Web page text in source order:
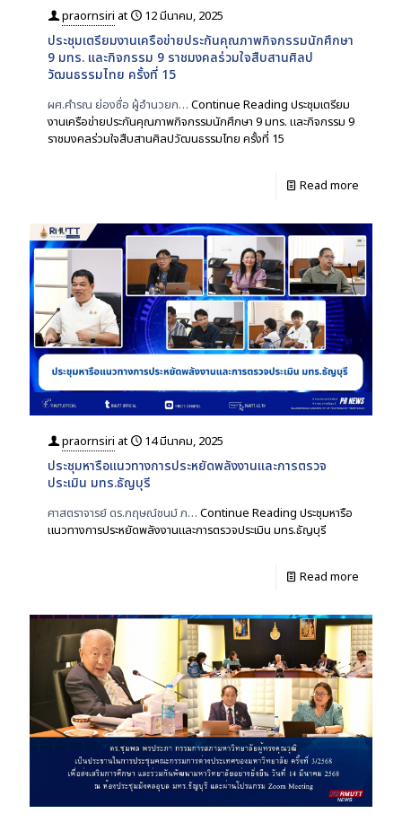
praornsiri at 12 มีนาคม, 2025
ประชุมเตรียมงานเครือข่ายประกันคุณภาพกิจกรรมนักศึกษา
9 มทร. และกิจกรรม 9 ราชมงคลร่วมใจสืบสานศิลป
วัฒนธรรมไทย ครั้งที่ 15
ผศ.คำรณ ย่องซื่อ ผู้อำนวยก… Continue Reading ประชุมเตรียม
งานเครือข่ายประกันคุณภาพกิจกรรมนักศึกษา 9 มทร. และกิจกรรม 9
ราชมงคลร่วมใจสืบสานศิลปวัฒนธรรมไทย ครั้งที่ 15
Read more
praornsiri at 14 มีนาคม, 2025
ประชุมหารือแนวทางการประหยัดพลังงานและการตรวจ
ประเมิน มทร.ธัญบุรี
ศาสตราจารย์ ดร.กฤษณ์ชนม์ ภ… Continue Reading ประชุมหารือ
แนวทางการประหยัดพลังงานและการตรวจประเมิน มทร.ธัญบุรี
Read more